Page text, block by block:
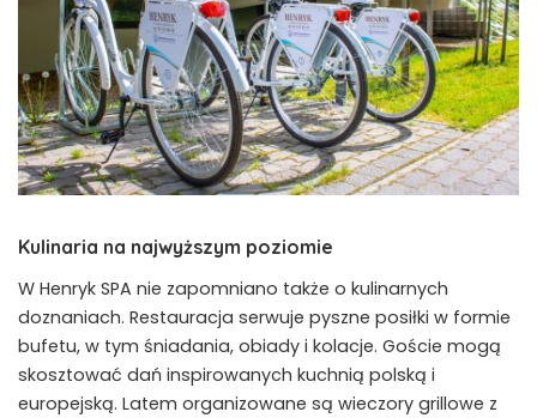
Kulinaria na najwyższym poziomie
W Henryk SPA nie zapomniano także o kulinarnych
doznaniach. Restauracja serwuje pyszne posiłki w formie
bufetu, w tym śniadania, obiady i kolacje. Goście mogą
skosztować dań inspirowanych kuchnią polską i
europejską. Latem organizowane są wieczory grillowe z